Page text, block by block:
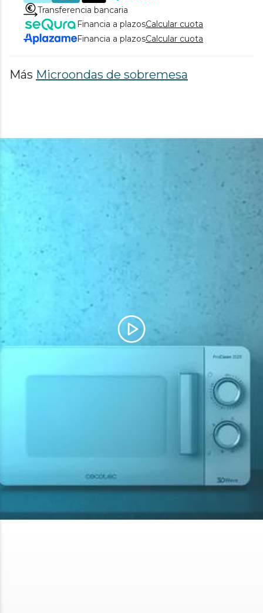
Transferencia bancaria
Financia a plazosCalcular cuota
Financia a plazosCalcular cuota
Más Microondas de sobremesa